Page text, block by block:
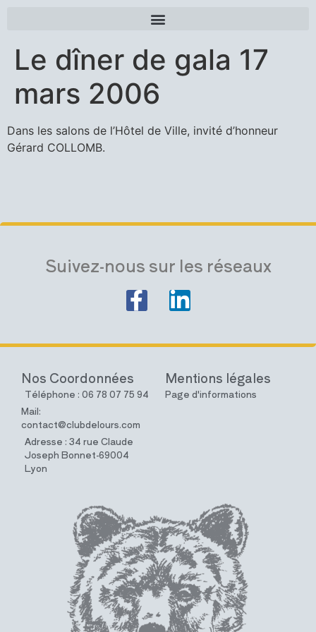
Le dîner de gala 17
mars 2006
Dans les salons de l’Hôtel de Ville, invité d’honneur
Gérard COLLOMB.
Suivez-nous sur les réseaux
Nos Coordonnées
Téléphone : 06 78 07 75 94
Mail:
contact@clubdelours.com
Adresse : 34 rue Claude
Joseph Bonnet-69004
Lyon
Mentions légales
Page d'informations